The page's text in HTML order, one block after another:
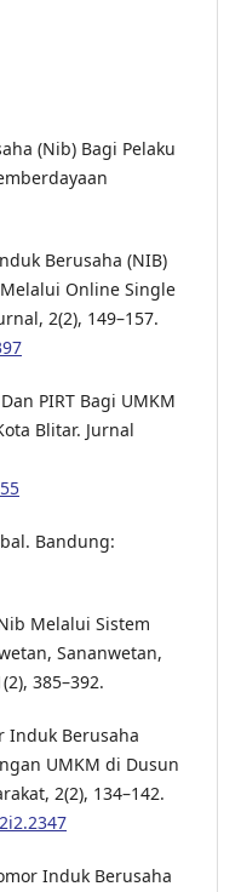
(Nib) Bagi Pelaku
Berusaha (NIB)
Online Single
2(2), 149–157.
PIRT Bagi UMKM
Blitar. Jurnal
Bandung:
Melalui Sistem
Sananwetan,
385–392.
Induk Berusaha
UMKM di Dusun
2(2), 134–142.
Induk Berusaha